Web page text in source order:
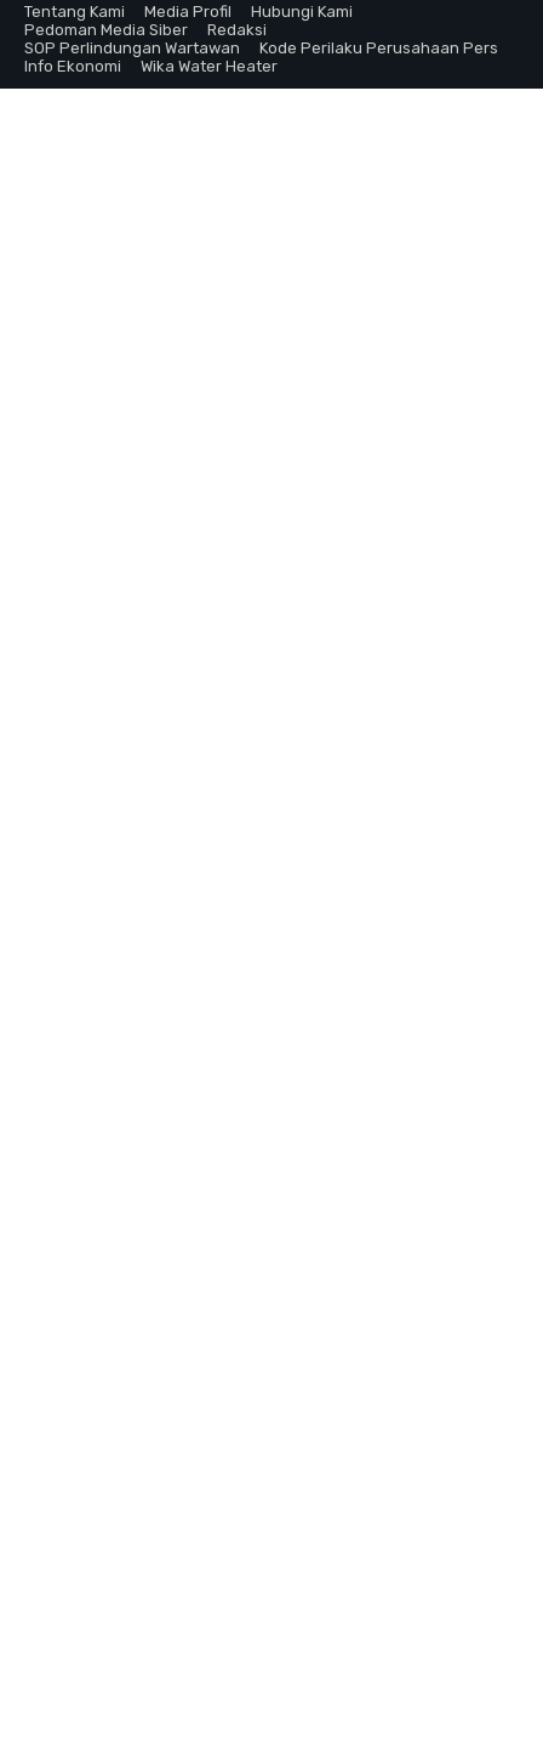
Tentang Kami
Media Profil
Hubungi Kami
Pedoman Media Siber
Redaksi
SOP Perlindungan Wartawan
Kode Perilaku Perusahaan Pers
Info Ekonomi
Wika Water Heater